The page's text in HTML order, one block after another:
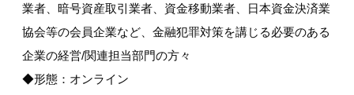
業者、暗号資産取引業者、資金移動業者、日本資金決済業
協会等の会員企業など、金融犯罪対策を講じる必要のある
企業の経営/関連担当部門の方々
◆形態：オンライン